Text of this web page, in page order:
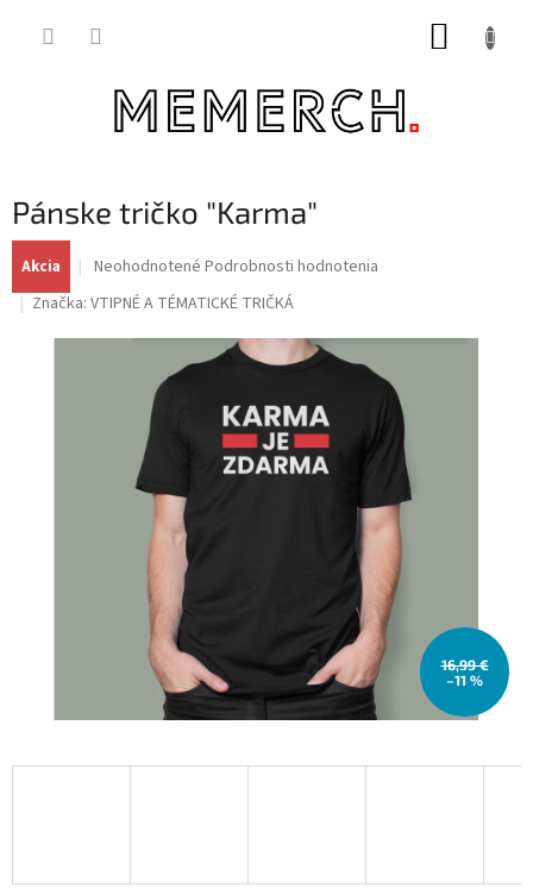
Pánske tričko "Karma"
Akcia
Priemerné
produktu
je
hviezdičiek.
Neohodnotené Podrobnosti hodnotenia
Značka: VTIPNÉ A TÉMATICKÉ TRIČKÁ
16,99 €
–11 %